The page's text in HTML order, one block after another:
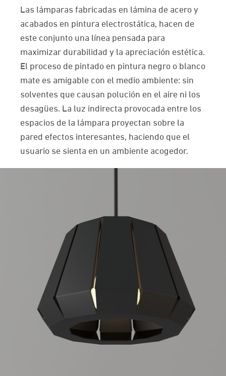
Las lámparas fabricadas en lámina de acero y
acabados en pintura electrostática, hacen de
este conjunto una línea pensada para
maximizar durabilidad y la apreciación estética.
El proceso de pintado en pintura negro o blanco
mate es amigable con el medio ambiente: sin
solventes que causan polución en el aire ni los
desagües. La luz indirecta provocada entre los
espacios de la lámpara proyectan sobre la
pared efectos interesantes, haciendo que el
usuario se sienta en un ambiente acogedor.